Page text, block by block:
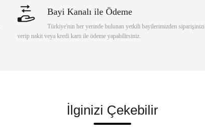
Bayi Kanalı ile Ödeme
Türkiye'nin her yerinde bulunan yetkili bayilerimizden siparişinizi
verip nakit veya kredi kartı ile ödeme yapabilirsiniz.
İlginizi Çekebilir